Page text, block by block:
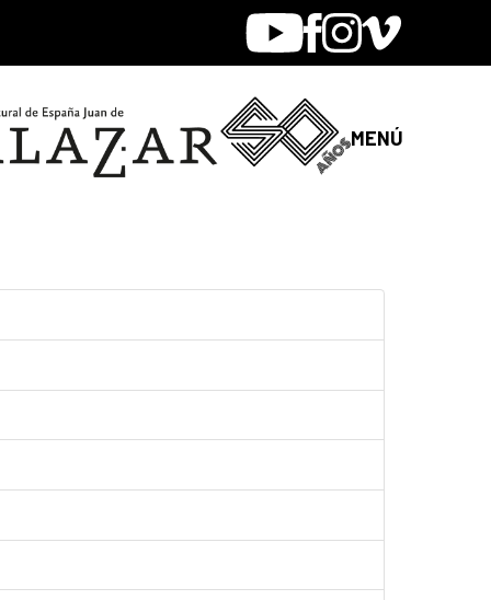
YoutubeFacebook
Instagram
Vimeo
MENÚ